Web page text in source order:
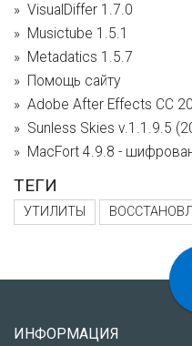
VisualDiffer 1.7.0
Musictube 1.5.1
Metadatics 1.5.7
Помощь сайту
Adobe After Effects CC
Sunless Skies v.1.1.9.5
MacFort 4.9.8 -
ТЕГИ
УТИЛИТЫ
ИНФОРМАЦИЯ